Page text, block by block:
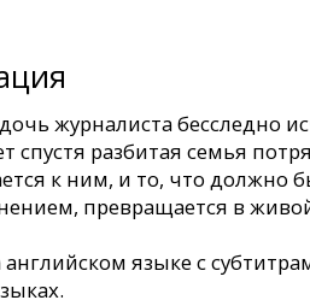
журналиста бесследно
спустя разбитая семья
к ним, и то, что должно
превращается в
языке с